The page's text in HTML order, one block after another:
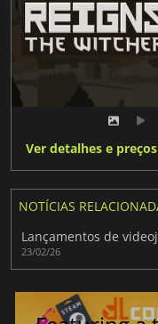
Ver detalhes e
NOTÍCIAS
23/02/26